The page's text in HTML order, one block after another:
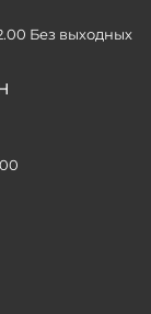
Без выходных